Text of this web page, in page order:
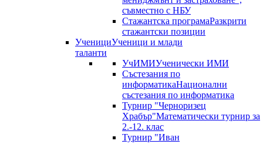
съвместно с НБУ
Стажантска програмаРазкрити
стажантски позиции
УченициУченици и млади
таланти
УчИМИУченически ИМИ
Състезания по
информатикаНационални
състезания по информатика
Турнир "Черноризец
Храбър"Математически турнир за
2.-12. клас
Турнир "Иван